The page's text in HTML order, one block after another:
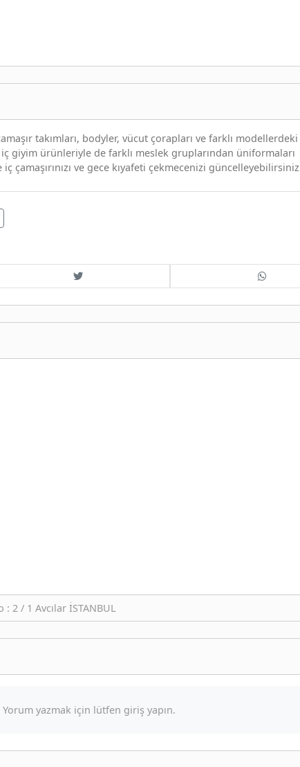
takımları, bodyler, vücut çorapları ve farklı
giyim ürünleriyle de farklı meslek gruplarından üniformaları
ve gece kıyafeti çekmecenizi
2 / 1 Avcılar İSTANBUL
Yorum yazmak için lütfen giriş yapın.